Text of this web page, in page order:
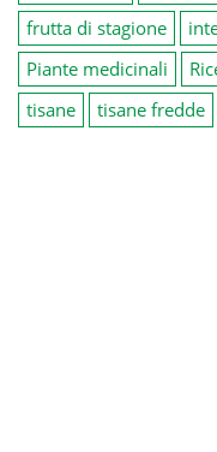
frutta di stagione
Piante medicinali
tisane
tisane fredde